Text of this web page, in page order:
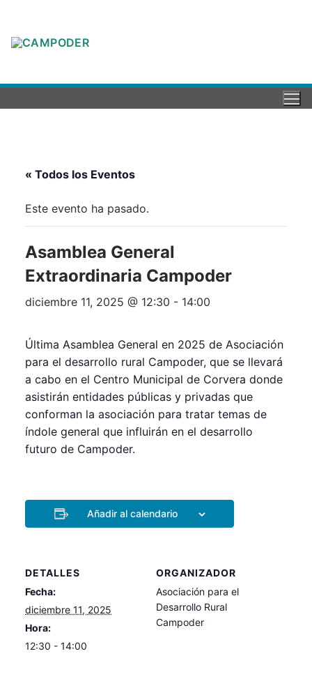
« Todos los Eventos
Este evento ha pasado.
Asamblea General
Extraordinaria Campoder
diciembre 11, 2025 @ 12:30 - 14:00
Última Asamblea General en 2025 de Asociación
para el desarrollo rural Campoder, que se llevará
a cabo en el Centro Municipal de Corvera donde
asistirán entidades públicas y privadas que
conforman la asociación para tratar temas de
índole general que influirán en el desarrollo
futuro de Campoder.
Añadir al calendario
DETALLES
Fecha:
diciembre 11, 2025
Hora:
12:30 - 14:00
ORGANIZADOR
Asociación para el
Desarrollo Rural
Campoder